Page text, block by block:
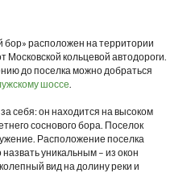
расположен на территории
Московской кольцевой автодороги.
до поселка можно добраться
шоссе.
себя: он находится на высоком
соснового бора. Поселок
Расположение поселка
уникальным – из окон
вид на долину реки и